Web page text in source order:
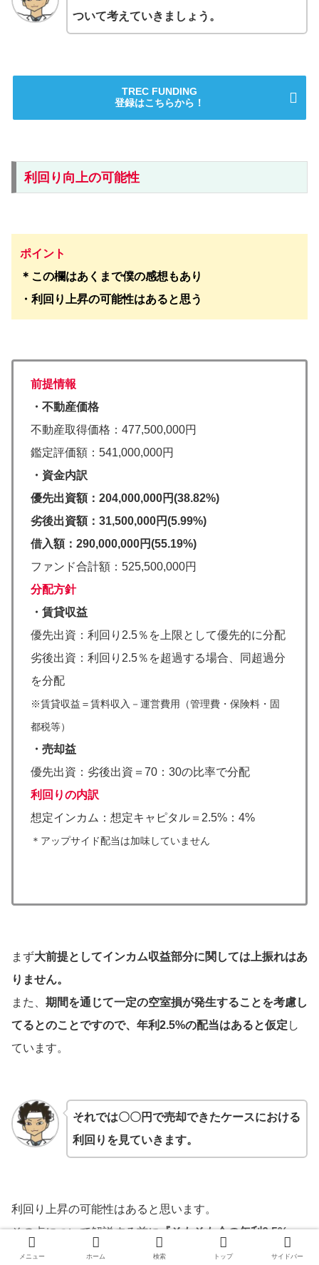
ついて考えていきましょう。
TREC FUNDING
登録はこちらから！
利回り向上の可能性
ポイント
＊この欄はあくまで僕の感想もあり
・利回り上昇の可能性はあると思う
前提情報
・不動産価格
不動産取得価格：477,500,000円
鑑定評価額：541,000,000円
・資金内訳
優先出資額：204,000,000円(38.82%)
劣後出資額：31,500,000円(5.99%)
借入額：290,000,000円(55.19%)
ファンド合計額：525,500,000円
分配方針
・賃貸収益
優先出資：利回り2.5％を上限として優先的に分配
劣後出資：利回り2.5％を超過する場合、同超過分
を分配
※賃貸収益＝賃料収入－運営費用（管理費・保険料・固
都税等）
・売却益
優先出資：劣後出資＝70：30の比率で分配
利回りの内訳
想定インカム：想定キャピタル＝2.5%：4%
＊アップサイド配当は加味していません
まず大前提としてインカム収益部分に関しては上振れはあ
りません。
また、 期間を通じて一定の空室損が発生することを考慮し
てるとのことですので、年利2.5%の配当はあると仮定 し
ています。
それでは〇〇円で売却できたケースにおける
利回りを見ていきます。
利回り上昇の可能性はあると思います。
その点について解説する前に『そもそも今の年利6.5%っ
て何年で売却できた想定なの？』
という点について話しま
メニュー ホーム 検索 トップ サイドバー